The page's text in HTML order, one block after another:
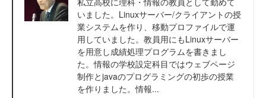
いました。Linuxサーバー/クライアントの授
業システムを作り、移動プロファイルで運
用していました。教員用にもLinuxサーバー
を用意し成績処理プログラムを書きまし
た。情報の学校設定科目ではウェブページ
制作とjavaのプログラミングの初歩の授業
を作りました。情報...